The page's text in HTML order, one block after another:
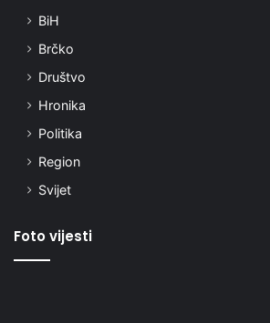
BiH
Brčko
Društvo
Hronika
Politika
Region
Svijet
Foto vijesti